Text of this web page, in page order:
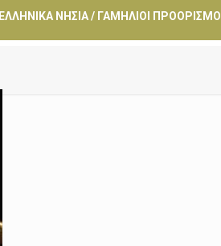
ΕΛΛΗΝΙΚΆ ΝΗΣΙΆ / ΓΑΜΉΛΙΟΙ ΠΡΟΟΡΙΣΜΟΊ